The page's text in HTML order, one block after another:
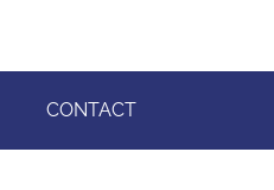
CONTACT